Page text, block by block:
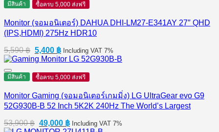
มีสินค้า ซื้อครบ 5,000 ส่งฟรี
Monitor (จอมอนิเตอร์) DAHUA DHI-LM27-E341AY 27″ QHD
(IPS,HDMI) 275Hz HDR10
5,590฿ Original
price
5,590 ฿.
5,400 ฿Current
price
5,400 ฿.
Including VAT 7%
มีสินค้า ซื้อครบ 5,000 ส่งฟรี
Monitor Gaming (จอมอนิเตอร์เกมมิ่ง) LG UltraGear evo G9
52G930B-B 52 Inch 5K2K 240Hz The World’s Largest
53,900฿ Original
49,000 ฿Current
Including VAT 7%